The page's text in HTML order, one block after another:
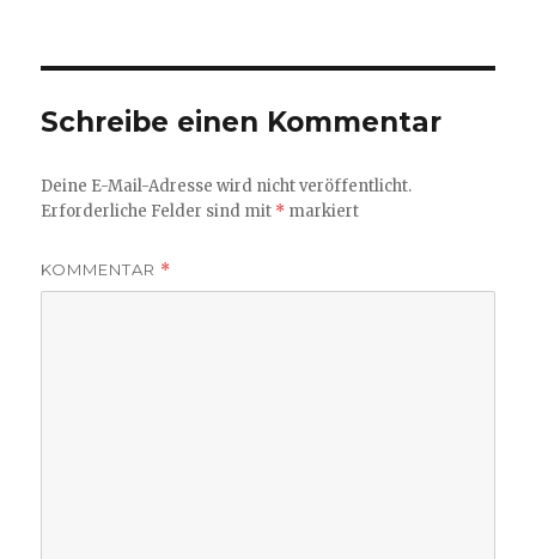
Schreibe einen Kommentar
Deine E-Mail-Adresse wird nicht veröffentlicht.
Erforderliche Felder sind mit * markiert
KOMMENTAR *